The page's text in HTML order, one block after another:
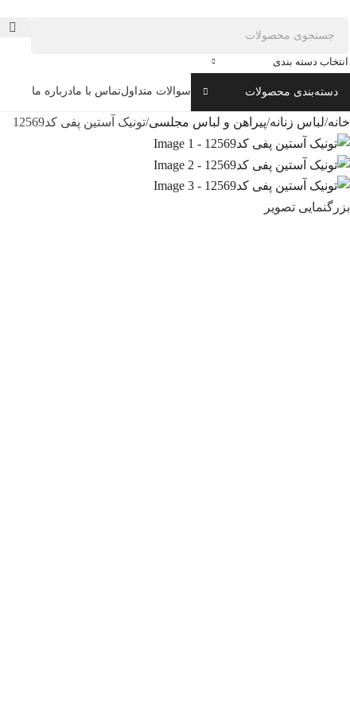
انتخاب دسته بندی
دسته‌بندی محصولات سوالات متداولتماس با مادرباره ما
خانه لباس زنانه پیراهن و لباس مجلسی تونیک آستین پفی کد12569
ناموجود
بزرگنمایی تصویر